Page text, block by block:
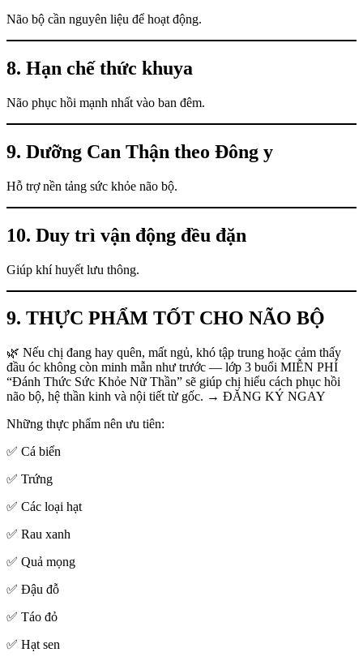
Não bộ cần nguyên liệu để hoạt động.
8. Hạn chế thức khuya
Não phục hồi mạnh nhất vào ban đêm.
9. Dưỡng Can Thận theo Đông y
Hỗ trợ nền tảng sức khỏe não bộ.
10. Duy trì vận động đều đặn
Giúp khí huyết lưu thông.
9. THỰC PHẨM TỐT CHO NÃO BỘ
🌿 Nếu chị đang hay quên, mất ngủ, khó tập trung hoặc cảm thấy
đầu óc không còn minh mẫn như trước — lớp 3 buổi MIỄN PHÍ
“Đánh Thức Sức Khỏe Nữ Thần” sẽ giúp chị hiểu cách phục hồi
não bộ, hệ thần kinh và nội tiết từ gốc. → ĐĂNG KÝ NGAY
Những thực phẩm nên ưu tiên:
✅ Cá biển
✅ Trứng
✅ Các loại hạt
✅ Rau xanh
✅ Quả mọng
✅ Đậu đỗ
✅ Táo đỏ
✅ Hạt sen